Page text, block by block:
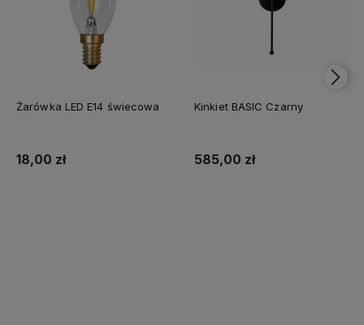
Żarówka LED E14 świecowa
18,00 zł
Kinkiet BASIC Czarny
585,00 zł